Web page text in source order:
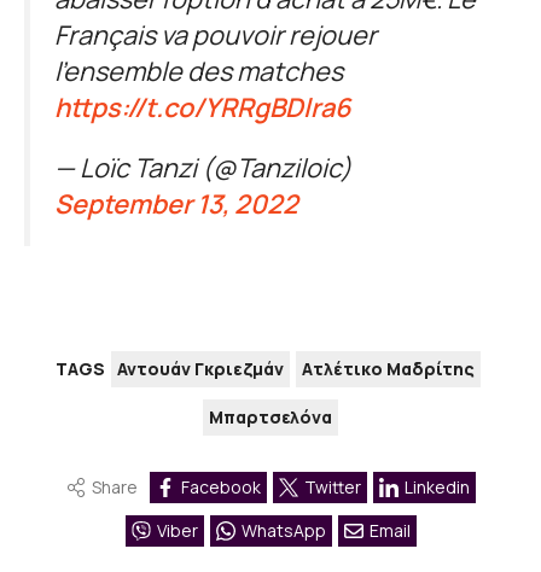
Français va pouvoir rejouer
l’ensemble des matches
https://t.co/YRRgBDlra6
— Loïc Tanzi (@Tanziloic)
September 13, 2022
TAGS Αντουάν Γκριεζμάν Ατλέτικο Μαδρίτης
Μπαρτσελόνα
Share Facebook Twitter
Linkedin
Viber
WhatsApp Email